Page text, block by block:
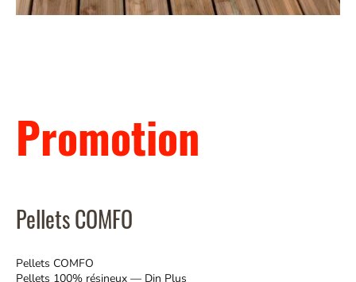
Promotion
Pellets COMFO
Pellets COMFO
Pellets 100% résineux — Din Plus